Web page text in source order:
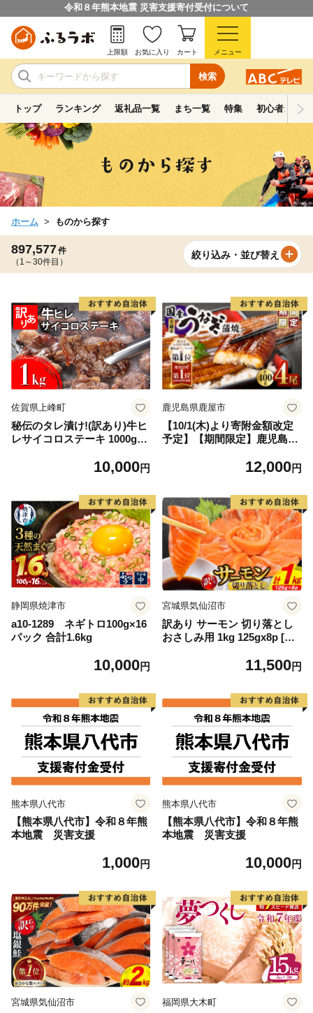
令和８年熊本地震 災害支援寄付受付について
検索
上限額 お気に入り カート メニュー
トップ ランキング 返礼品一覧 まち一覧 特集 初心者ガイド
ホーム ものから探す
897,577件
（1～30件目）
絞り込み・並び替え
佐賀県上峰町
秘伝のタレ漬け!(訳あり)牛ヒ
レサイコロステーキ 1000g
10,000円
鹿児島県鹿屋市
【10/1(木)より寄附金額改定
予定】【期間限定】鹿児島県
12,000円
静岡県焼津市
a10-1289 ネギトロ100g×16
パック 合計1.6kg
10,000円
宮城県気仙沼市
訳あり サーモン 切り落とし
おさしみ用 1kg 125gx8p [足
4313] 魚 魚介類 鮭 お刺し身
介
11,500円
熊本県八代市
【熊本県八代市】令和８年熊
本地震 災害支援
1,000円
熊本県八代市
【熊本県八代市】令和８年熊
本地震 災害支援
10,000円
宮城県気仙沼市 福岡県大木町